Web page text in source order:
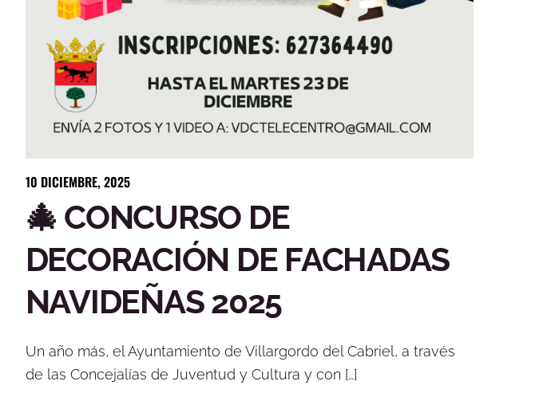
10 DICIEMBRE, 2025
🎄 CONCURSO DE
DECORACIÓN DE FACHADAS
NAVIDEÑAS 2025
Un año más, el Ayuntamiento de Villargordo del Cabriel, a través
de las Concejalías de Juventud y Cultura y con […]